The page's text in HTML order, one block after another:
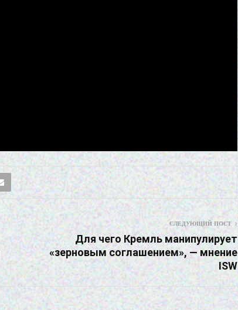
СЛЕДУЮЩИЙ ПОСТ
Для чего Кремль манипулирует
«зерновым соглашением», — мнение
ISW